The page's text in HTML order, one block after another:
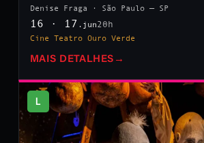
Denise Fraga · São Paulo — SP
16 · 17 .jun20h
Cine Teatro Ouro Verde
MAIS DETALHES →
L